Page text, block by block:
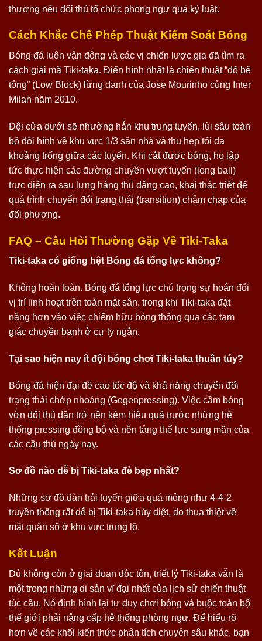
thương nếu đối thủ tổ chức phòng ngự quá kỷ luật.
Cách Khắc Chế Phép Thuật Kiểm Soát Bóng
Bóng đá luôn vận động và các vị chiến lược gia đã tìm ra
cách giải mã Tiki-taka. Điển hình nhất là chiến thuật “đổ bê
tông” (Low Block) lừng danh của Jose Mourinho cùng Inter
Milan năm 2010.
Đội cửa dưới sẽ nhường hẳn khu trung tuyến, lùi sâu toàn
bộ đội hình về khu vực 1/3 sân nhà và thu hẹp tối đa
khoảng trống giữa các tuyến. Khi cắt được bóng, họ lập
tức thực hiện các đường chuyền vượt tuyến (long ball)
trực diện ra sau lưng hàng thủ dâng cao, khai thác triệt để
quá trình chuyển đổi trạng thái (transition) chậm chạp của
đối phương.
FAQ – Câu Hỏi Thường Gặp Về Tiki-Taka
Tiki-taka có giống hệt Bóng đá tổng lực không?
Không hoàn toàn. Bóng đá tổng lực chú trọng sự hoán đổi
vị trí linh hoạt trên toàn mặt sân, trong khi Tiki-taka đặt
nặng hơn vào việc chiếm hữu bóng thông qua các tam
giác chuyền banh ở cự ly ngắn.
Tại sao hiện nay ít đội bóng chơi Tiki-taka thuần túy?
Bóng đá hiện đại đề cao tốc độ và khả năng chuyển đổi
trạng thái chớp nhoáng (Gegenpressing). Việc cầm bóng
vờn đối thủ dần trở nên kém hiệu quả trước những hệ
thống pressing đồng bộ và nền tảng thể lực sung mãn của
các cầu thủ ngày nay.
Sơ đồ nào dễ bị Tiki-taka đè bẹp nhất?
Những sơ đồ dàn trải tuyến giữa quá mỏng như 4-4-2
truyền thống rất dễ bị Tiki-taka hủy diệt, do thua thiệt về
mặt quân số ở khu vực trung lộ.
Kết Luận
Dù không còn ở giai đoạn độc tôn, triết lý Tiki-taka vẫn là
một trong những di sản vĩ đại nhất của lịch sử chiến thuật
túc cầu. Nó định hình lại tư duy chơi bóng và buộc toàn bộ
thế giới phải nâng cấp hệ thống phòng ngự. Để hiểu rõ
hơn về các khối kiến thức phân tích chuyên sâu khác, bạn